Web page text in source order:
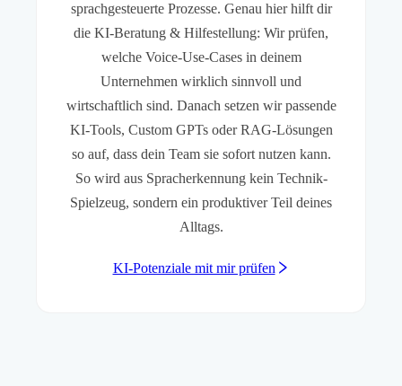
sprachgesteuerte Prozesse. Genau hier hilft dir
die KI-Beratung & Hilfestellung: Wir prüfen,
welche Voice-Use-Cases in deinem
Unternehmen wirklich sinnvoll und
wirtschaftlich sind. Danach setzen wir passende
KI-Tools, Custom GPTs oder RAG-Lösungen
so auf, dass dein Team sie sofort nutzen kann.
So wird aus Spracherkennung kein Technik-
Spielzeug, sondern ein produktiver Teil deines
Alltags.
KI-Potenziale mit mir prüfen